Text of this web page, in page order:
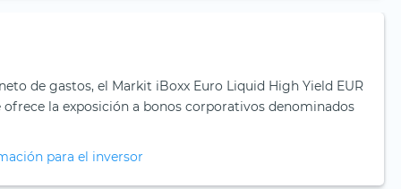
de gastos, el Markit iBoxx Euro Liquid High Yield EUR
ofrece la exposición a bonos corporativos denominados
para el inversor